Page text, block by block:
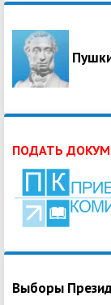
ПОДАТЬ
Выборы